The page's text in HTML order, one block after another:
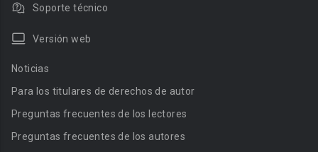
Soporte técnico
Versión web
Noticias
Para los titulares de derechos de autor
Preguntas frecuentes de los lectores
Preguntas frecuentes de los autores